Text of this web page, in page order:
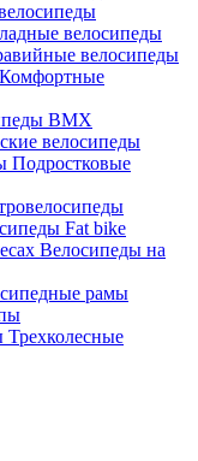
велосипеды
велосипеды
Комфортные
BMX
велосипеды
Подростковые
Fat bike
Велосипеды на
рамы
Трехколесные